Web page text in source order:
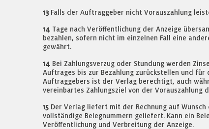
13Falls der Auftraggeber nicht Vorauszahlung
14 Tage nach Veröffentlichung der Anzeige
bezahlen, sofern nicht im einzelnen Fall eine
gewährt.
14 Bei Zahlungsverzug oder Stundung werden
Auftrages bis zur Bezahlung zurückstellen und
Auftraggebers ist der Verlag berechtigt, auch
vereinbartes Zahlungsziel von der Vorauszahlung
15 Der Verlag liefert mit der Rechnung auf
vollständige Belegnummern geliefert. Kann ein
Veröffentlichung und Verbreitung der Anzeige.